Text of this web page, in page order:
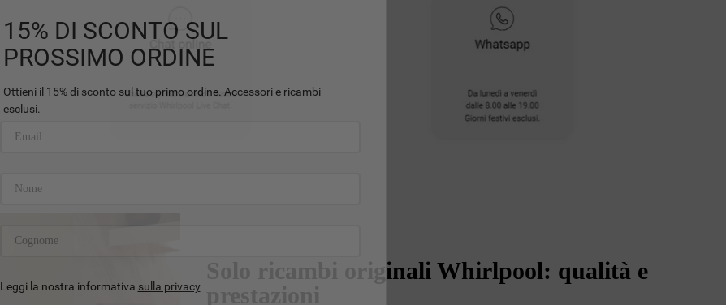
Solo ricambi originali Whirlpool: qualità e
15% DI SCONTO SUL
PROSSIMO ORDINE
Ottieni il 15% di sconto sul tuo primo ordine. Accessori e ricambi
esclusi.
Leggi la nostra informativa sulla privacy